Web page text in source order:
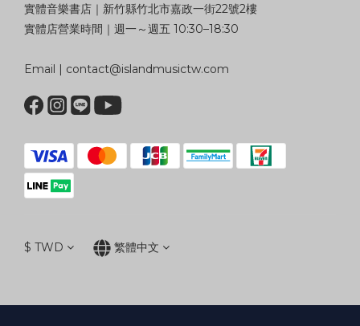
實體音樂書店｜新竹縣竹北市嘉政一街22號2樓
實體店營業時間｜週一～週五 10:30–18:30
Email | contact@islandmusictw.com
$ TWD 繁體中文